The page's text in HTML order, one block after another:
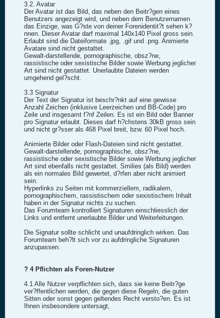
3.2. Avatar
Der Avatar ist das Bild, das neben den Beitr?gen eines
Benutzers angezeigt wird, und neben dem Benutzernamen
das Einzige, was G?ste von deiner Forenidentit?t sehen k?
nnen. Dieser Avatar darf maximal 140x140 Pixel gross sein.
Erlaubt sind die Dateiformate .jpg, .gif und .png. Animierte
Avatare sind nicht gestattet.
Gewalt-darstellende, pornographische, obsz?ne,
rassistische oder sexistische Bilder sowie Werbung jeglicher
Art sind nicht gestattet. Unerlaubte Dateien werden
umgehend gel?scht.
3.3 Signatur
Der Text der Signatur ist beschr?nkt auf eine gewisse
Anzahl Zeichen (inklusive Leerzeichen und BB-Code) pro
Zeile und insgesamt f?nf Zeilen. Es ist ein Bild oder Banner
pro Signatur erlaubt. Dieses darf h?chstens 30kB gross sein
und nicht gr?sser als 468 Pixel breit, bzw. 60 Pixel hoch.
Animierte Bilder oder Flash-Dateien sind nicht gestattet.
Gewalt-darstellende, pornographische, obsz?ne,
rassistische oder sexistische Bilder sowie Werbung jeglicher
Art sind ebenfalls nicht gestattet. Smilies (als Bild) werden
als ein normales Bild gewertet, d?rfen aber nicht animiert
sein.
Hyperlinks zu Seiten mit kommerziellem, radikalem,
pornographischem, rassistischem oder sexistischem Inhalt
haben in der Signatur nichts zu suchen.
Das Forumteam kontrolliert Signaturen einschliesslich der
Links und entfernt unerlaubte Bilder und Weiterleitungen.
Die Signatur sollte schlicht und unaufdringlich wirken. Das
Forumteam beh?lt sich vor zu aufdringliche Signaturen
anzupassen.
? 4 Pflichten als Foren-Nutzer
4.1 Alle Nutzer verpflichten sich, dass sie keine Beitr?ge
ver?ffentlichen werden, die gegen diese Regeln, die guten
Sitten oder sonst gegen geltendes Recht versto?en. Es ist
Ihnen insbesondere untersagt,